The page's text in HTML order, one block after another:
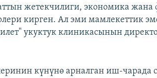
жетекчилиги, экономика
кирген. Ал эми мамлекеттик
укуктук клиникасынын
күнүнө арналган иш-чарада